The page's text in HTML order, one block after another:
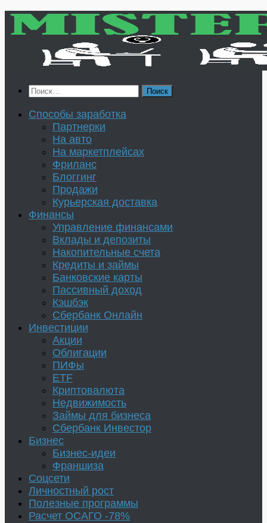
Перейти
Найти:
Способы заработка
Партнерки
На авто
На маркетплейсах
Фриланс
Блоггинг
Продажи
Курьерская доставка
Финансы
Управление финансами
Вклады и депозиты
Накопительные счета
Кредиты и займы
Банковские карты
Пассивный доход
Кэшбэк
Сбербанк Онлайн
Инвестиции
Акции
Облигации
ПИФы
ETF
Криптовалюта
Недвижимость
Займы для бизнеса
Сбербанк Инвестор
Бизнес
Бизнес-идеи
Франшиза
Соцсети
Личностный рост
Полезные программы
Расчет ОСАГО -78%